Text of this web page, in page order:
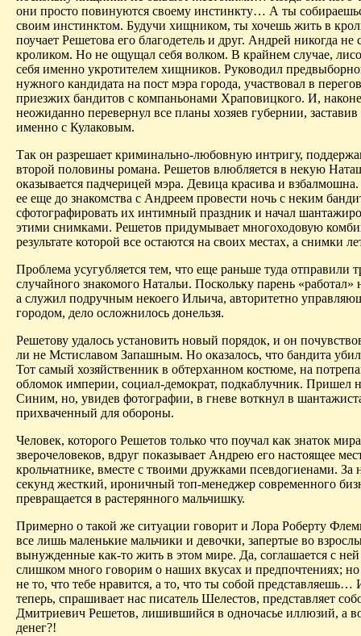
они просто повинуются своему инстинкту… А ты
своим инстинктом. Будучи хищником, ты хочешь жить в
поучает Решетова его благодетель и друг. Андрей никогда не
кроликом. Но не ощущал себя волком. В крайнем случае,
себя именно укротителем хищников. Руководил
нужного кандидата на пост мэра города, участвовал в
приезжих бандитов с компаньонами Храповицкого. И,
неожиданно перевернул все планы хозяев губернии,
именно с Кулаковым.
Так он разрешает криминально-любовную интригу,
второй половины романа. Решетов влюбляется в некую
оказывается падчерицей мэра. Девица красива и
ее еще до знакомства с Андреем провести ночь с неким
сфотографировать их интимный праздник и начал
этими снимками. Решетов придумывает многоходовую
результате которой все остаются на своих местах, а снимки
Проблема усугубляется тем, что еще раньше туда отправили
случайного знакомого Натальи. Поскольку парень «работал»
а служил подручным некоего Ильича, авторитетно
городом, дело осложнилось донельзя.
Решетову удалось установить новый порядок, и он
ли не Мстиславом Запашным. Но оказалось, что бандита
Тот самый хозяйственник в обтерханном костюме, на
обломок империи, социал-демократ, подкаблучник. Пришел
Синим, но, увидев фотографии, в гневе воткнул в
прихваченный для обороны.
Человек, которого Решетов только что поучал как знаток мира
зверочеловеков, вдруг показывает Андрею его настоящее
крольчатнике, вместе с твоими дружками псевдогиенами. За
секунд жесткий, ироничный топ-менеджер современного
превращается в растерянного мальчишку.
Примерно о такой же ситуации говорит и Лора Роберту
все лишь маленькие мальчики и девочки, запертые во
вынужденные как-то жить в этом мире. Да, соглашается с
слишком много говорим о наших вкусах и предпочтениях;
не то, что тебе нравится, а то, что ты собой представляешь…
теперь, спрашивает нас писатель Шелестов, представляет
Дмитриевич Решетов, лишившийся в одночасье иллюзий, а
денег?!